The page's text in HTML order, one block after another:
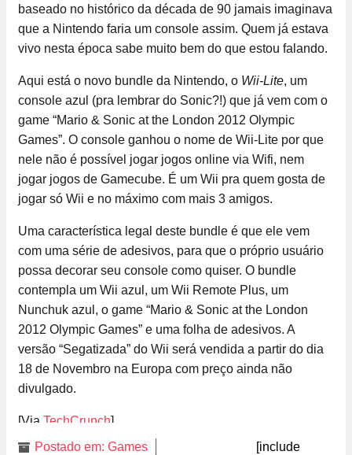
baseado no histórico da década de 90 jamais imaginava
que a Nintendo faria um console assim. Quem já estava
vivo nesta época sabe muito bem do que estou falando.
Aqui está o novo bundle da Nintendo, o Wii-Lite, um
console azul (pra lembrar do Sonic?!) que já vem com o
game “Mario & Sonic at the London 2012 Olympic
Games”. O console ganhou o nome de Wii-Lite por que
nele não é possível jogar jogos online via Wifi, nem
jogar jogos de Gamecube. É um Wii pra quem gosta de
jogar só Wii e no máximo com mais 3 amigos.
Uma característica legal deste bundle é que ele vem
com uma série de adesivos, para que o próprio usuário
possa decorar seu console como quiser. O bundle
contempla um Wii azul, um Wii Remote Plus, um
Nunchuk azul, o game “Mario & Sonic at the London
2012 Olympic Games” e uma folha de adesivos. A
versão “Segatizada” do Wii será vendida a partir do dia
18 de Novembro na Europa com preço ainda não
divulgado.
[Via TechCrunch]
Postado em: Games
[include